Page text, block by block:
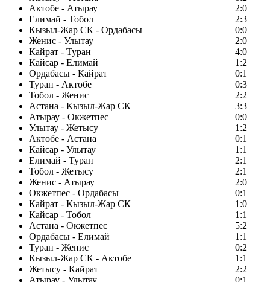
Актобе - Атырау
2:0
Елимай - Тобол
2:3
Кызыл-Жар СК - Ордабасы
0:0
Женис - Улытау
2:0
Кайрат - Туран
4:0
Кайсар - Елимай
1:2
Ордабасы - Кайрат
0:1
Туран - Актобе
0:3
Тобол - Женис
2:2
Астана - Кызыл-Жар СК
3:3
Атырау - Окжетпес
0:0
Улытау - Жетысу
1:2
Актобе - Астана
0:1
Кайсар - Улытау
1:1
Елимай - Туран
2:1
Тобол - Жетысу
2:1
Женис - Атырау
2:0
Окжетпес - Ордабасы
0:1
Кайрат - Кызыл-Жар СК
1:0
Кайсар - Тобол
1:1
Астана - Окжетпес
5:2
Ордабасы - Елимай
1:1
Туран - Женис
0:2
Кызыл-Жар СК - Актобе
1:1
Жетысу - Кайрат
2:2